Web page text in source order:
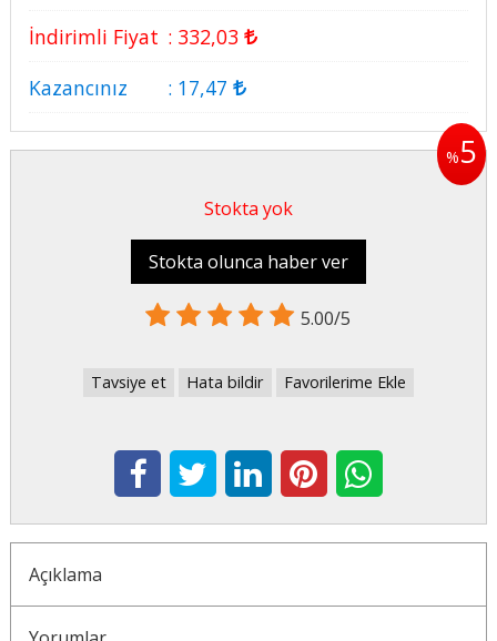
İndirimli Fiyat : 332,03
Kazancınız
: 17,47
%5
Stokta yok
Stokta olunca haber ver
5.00/5
Tavsiye et Hata bildir Favorilerime Ekle
Açıklama